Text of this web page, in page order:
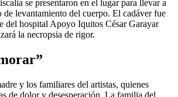
se presentaron en el lugar para llevar a
de levantamiento del cuerpo. El cadáver fue
del hospital Apoyo Iquitos César Garayar
la necropsia de rigor.
y los familiares del artistas, quienes
de dolor y desesperación. La familia del